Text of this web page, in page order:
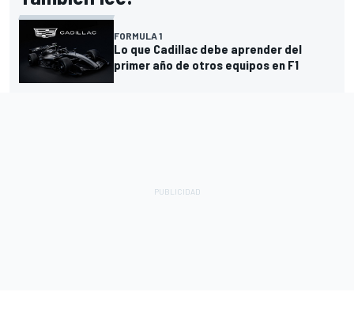
FORMULA 1
Lo que Cadillac debe aprender del
primer año de otros equipos en F1